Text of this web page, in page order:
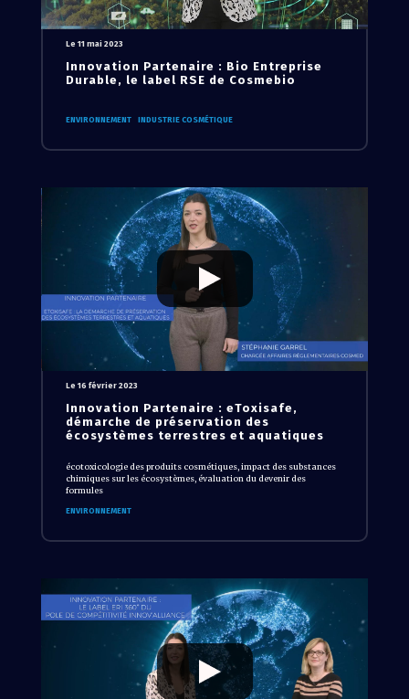
Le 11 mai 2023
Innovation Partenaire : Bio Entreprise
Durable, le label RSE de Cosmebio
ENVIRONNEMENT INDUSTRIE COSMÉTIQUE
Le 16 février 2023
Innovation Partenaire : eToxisafe,
démarche de préservation des
écosystèmes terrestres et aquatiques
écotoxicologie des produits cosmétiques, impact des substances
chimiques sur les écosystèmes, évaluation du devenir des
formules
ENVIRONNEMENT